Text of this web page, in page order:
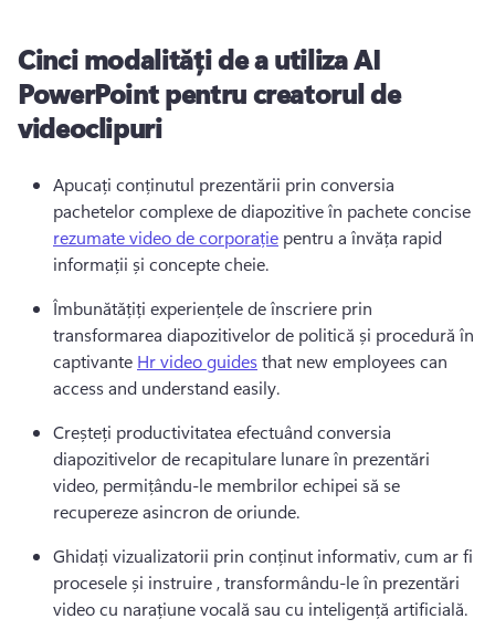
Cinci modalități de a utiliza AI
PowerPoint pentru creatorul de
videoclipuri
Apucați conținutul prezentării prin conversia
pachetelor complexe de diapozitive în pachete concise
rezumate video de corporație pentru a învăța rapid
informații și concepte cheie.
Îmbunătățiți experiențele de înscriere prin
transformarea diapozitivelor de politică și procedură în
captivante Hr video guides that new employees can
access and understand easily.
Creșteți productivitatea efectuând conversia
diapozitivelor de recapitulare lunare în prezentări
video, permițându-le membrilor echipei să se
recupereze asincron de oriunde.
Ghidați vizualizatorii prin conținut informativ, cum ar fi
procesele și instruire , transformându-le în prezentări
video cu narațiune vocală sau cu inteligență artificială.